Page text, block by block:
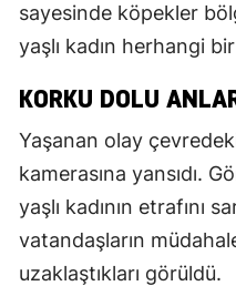
sayesinde köpekler
yaşlı kadın herhangi
KORKU DOLU
Yaşanan olay
kamerasına yansıdı.
yaşlı kadının etrafını
vatandaşların
uzaklaştıkları görüldü.